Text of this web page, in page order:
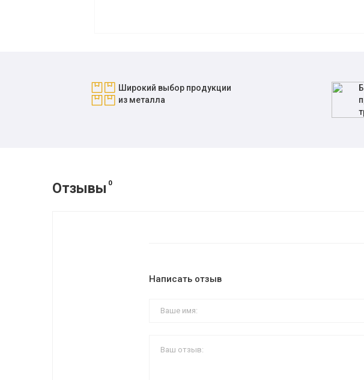
Широкий выбор продукции
из металла
Отзывы 0
Написать отзыв